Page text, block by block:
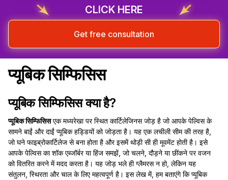
CLICK HERE
Get free consultation
प्यूबिक सिम्फिसिस
प्यूबिक सिम्फिसिस क्या है?
प्यूबिक सिम्फिसिसएक मध्यरेखा पर स्थित कार्टिलेजिनस जोड़ है जो आपके पेल्विस के
सामने बाईं और दाईं प्यूबिक हड्डियों को जोड़ता है। यह एक लचीली सीम की तरह है,
जो घने फाइब्रोकार्टिलेज से बना होता है और इसमें थोड़ी सी ही मूवमेंट होती है। इसे
आपके पेल्विस का शॉक एब्जॉर्बर या हिंज समझें, जो चलने, दौड़ने या छींकने पर वजन
को वितरित करने में मदद करता है। यह जोड़ भले ही ग्लैमरस न हो, लेकिन यह
संतुलन, स्थिरता और चाल के लिए महत्वपूर्ण है। इस लेख में, हम बताएंगे कि प्यूबिक